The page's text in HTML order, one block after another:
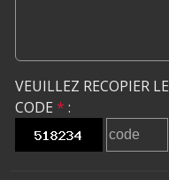
VEUILLEZ RECOPIER LE
CODE * :